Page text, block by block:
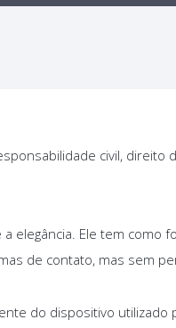
civil,
elegância. Ele tem
de contato, mas sem
do dispositivo utilizado